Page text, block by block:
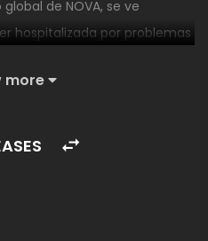
de NOVA, se ve
hospitalizada por problemas
su hermana y cumplir sus
y su tsundere.
more